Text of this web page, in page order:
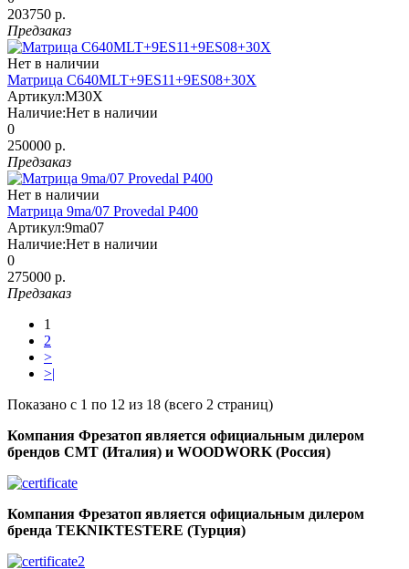
203750 р.
Предзаказ
Нет в наличии
Матрица C640MLT+9ES11+9ES08+30X
Артикул:M30X
Наличие:Нет в наличии
0
250000 р.
Предзаказ
Нет в наличии
Матрица 9ma/07 Provedal P400
Артикул:9ma07
Наличие:Нет в наличии
0
275000 р.
Предзаказ
1
2
>
>|
Показано с 1 по 12 из 18 (всего 2 страниц)
Компания Фрезатоп является официальным дилером
брендов CMT (Италия) и WOODWORK (Россия)
Компания Фрезатоп является официальным дилером
бренда TEKNIKTESTERE (Турция)